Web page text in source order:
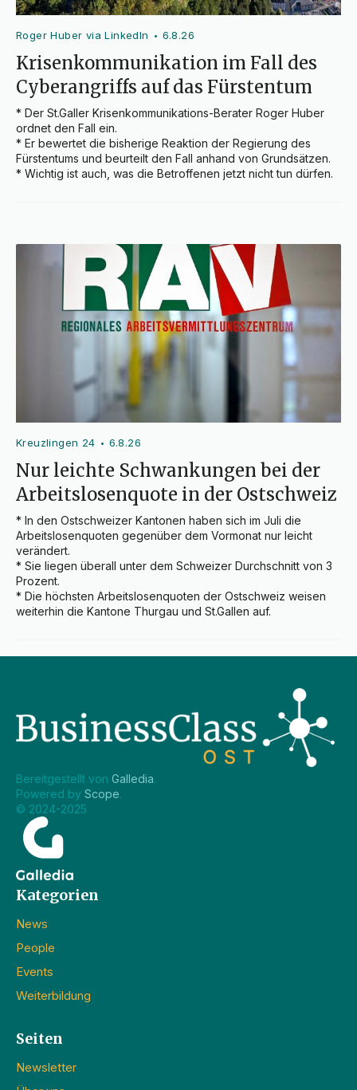
Roger Huber via LinkedIn • 6.8.26
Krisenkommunikation im Fall des
Cyberangriffs auf das Fürstentum
* Der St.Galler Krisenkommunikations-Berater Roger Huber
ordnet den Fall ein.
* Er bewertet die bisherige Reaktion der Regierung des
Fürstentums und beurteilt den Fall anhand von Grundsätzen.
* Wichtig ist auch, was die Betroffenen jetzt nicht tun dürfen.
Kreuzlingen 24 • 6.8.26
Nur leichte Schwankungen bei der
Arbeitslosenquote in der Ostschweiz
* In den Ostschweizer Kantonen haben sich im Juli die
Arbeitslosenquoten gegenüber dem Vormonat nur leicht
verändert.
* Sie liegen überall unter dem Schweizer Durchschnitt von 3
Prozent.
* Die höchsten Arbeitslosenquoten der Ostschweiz weisen
weiterhin die Kantone Thurgau und St.Gallen auf.
Bereitgestellt von Galledia.
Powered by Scope.
© 2024-2025
Kategorien
News
People
Events
Weiterbildung
Seiten
Newsletter